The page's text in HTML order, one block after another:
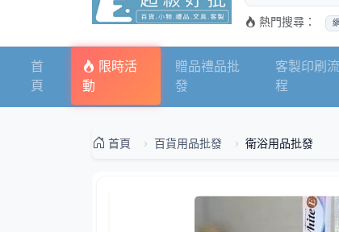
熱門搜尋：
首
頁
限時活
動
贈品禮品批
發
客製印刷流
程
首頁 百貨用品批發 衛浴用品批發